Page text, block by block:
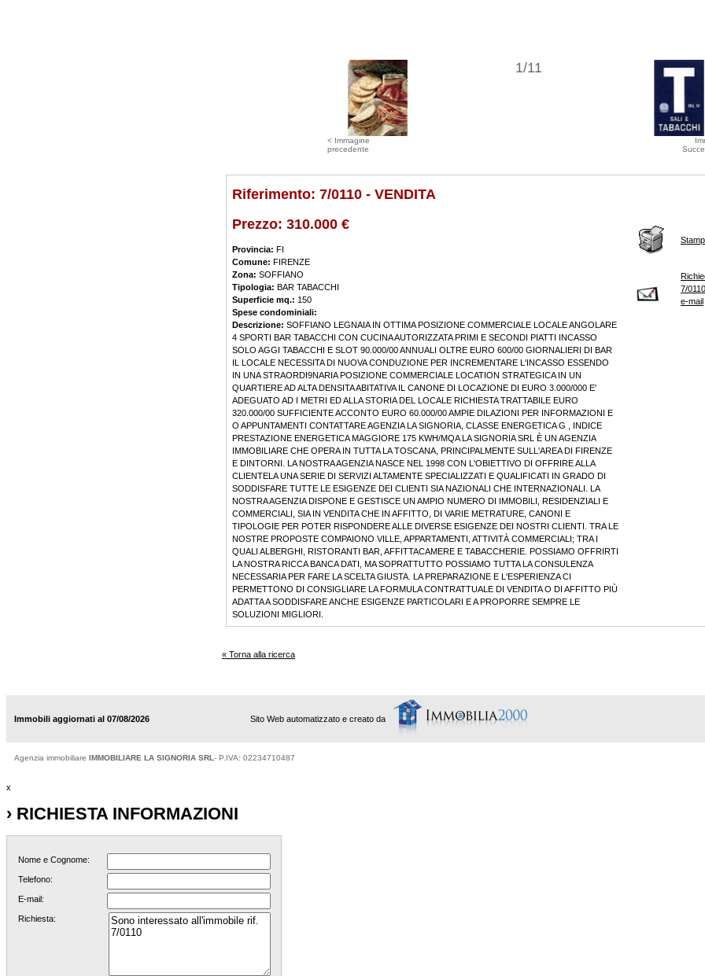
< Immagine
precedente
1/11
Riferimento: 7/0110 - VENDITA
Prezzo: 310.000 €
Provincia: FI
Comune: FIRENZE
Zona: SOFFIANO
Tipologia: BAR TABACCHI
Superficie mq.: 150
Spese condominiali:
Descrizione: SOFFIANO LEGNAIA IN OTTIMA POSIZIONE COMMERCIALE LOCALE ANGOLARE
4 SPORTI BAR TABACCHI CON CUCINA AUTORIZZATA PRIMI E SECONDI PIATTI INCASSO
SOLO AGGI TABACCHI E SLOT 90.000/00 ANNUALI OLTRE EURO 600/00 GIORNALIERI DI BAR
IL LOCALE NECESSITA DI NUOVA CONDUZIONE PER INCREMENTARE L'INCASSO ESSENDO
IN UNA STRAORDI9NARIA POSIZIONE COMMERCIALE LOCATION STRATEGICA IN UN
QUARTIERE AD ALTA DENSITA ABITATIVA IL CANONE DI LOCAZIONE DI EURO 3.000/000 E'
ADEGUATO AD I METRI ED ALLA STORIA DEL LOCALE RICHIESTA TRATTABILE EURO
320.000/00 SUFFICIENTE ACCONTO EURO 60.000/00 AMPIE DILAZIONI PER INFORMAZIONI E
O APPUNTAMENTI CONTATTARE AGENZIA LA SIGNORIA, CLASSE ENERGETICA G , INDICE
PRESTAZIONE ENERGETICA MAGGIORE 175 KWH/MQA LA SIGNORIA SRL È UN AGENZIA
IMMOBILIARE CHE OPERA IN TUTTA LA TOSCANA, PRINCIPALMENTE SULL'AREA DI FIRENZE
E DINTORNI. LA NOSTRA AGENZIA NASCE NEL 1998 CON L'OBIETTIVO DI OFFRIRE ALLA
CLIENTELA UNA SERIE DI SERVIZI ALTAMENTE SPECIALIZZATI E QUALIFICATI IN GRADO DI
SODDISFARE TUTTE LE ESIGENZE DEI CLIENTI SIA NAZIONALI CHE INTERNAZIONALI. LA
NOSTRA AGENZIA DISPONE E GESTISCE UN AMPIO NUMERO DI IMMOBILI, RESIDENZIALI E
COMMERCIALI, SIA IN VENDITA CHE IN AFFITTO, DI VARIE METRATURE, CANONI E
TIPOLOGIE PER POTER RISPONDERE ALLE DIVERSE ESIGENZE DEI NOSTRI CLIENTI. TRA LE
NOSTRE PROPOSTE COMPAIONO VILLE, APPARTAMENTI, ATTIVITÀ COMMERCIALI; TRA I
QUALI ALBERGHI, RISTORANTI BAR, AFFITTACAMERE E TABACCHERIE. POSSIAMO OFFRIRTI
LA NOSTRA RICCA BANCA DATI, MA SOPRATTUTTO POSSIAMO TUTTA LA CONSULENZA
NECESSARIA PER FARE LA SCELTA GIUSTA. LA PREPARAZIONE E L'ESPERIENZA CI
PERMETTONO DI CONSIGLIARE LA FORMULA CONTRATTUALE DI VENDITA O DI AFFITTO PIÙ
ADATTA A SODDISFARE ANCHE ESIGENZE PARTICOLARI E A PROPORRE SEMPRE LE
SOLUZIONI MIGLIORI.
7/
e-mail
« Torna alla ricerca
Immobili aggiornati al 07/08/2026 Sito Web automatizzato e creato da
Agenzia immobiliare IMMOBILIARE LA SIGNORIA SRL - P.IVA: 02234710487
x
› RICHIESTA INFORMAZIONI
Nome e Cognome:
Telefono:
E-mail:
Richiesta: